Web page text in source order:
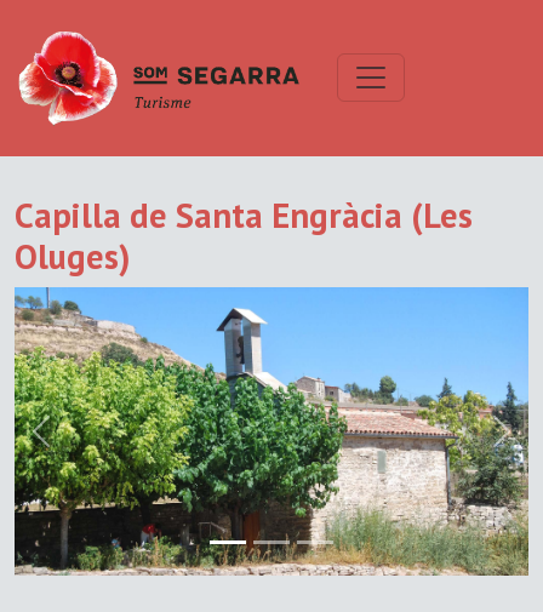
Capilla de Santa Engràcia (Les
Oluges)
Previous Next